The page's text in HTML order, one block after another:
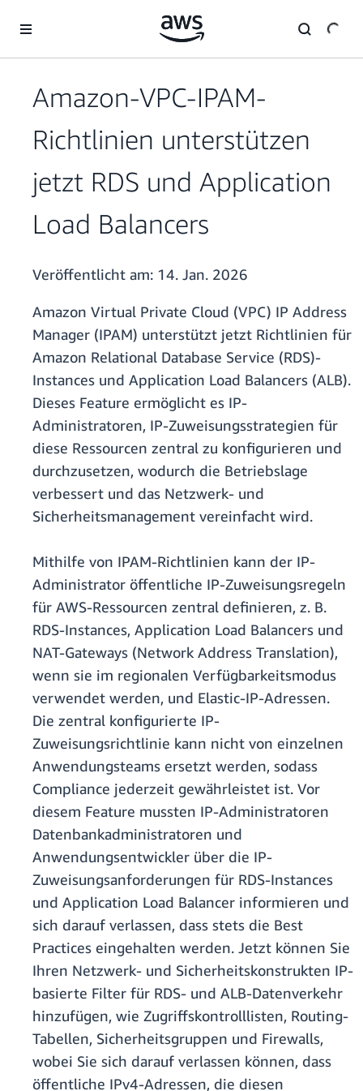
Überspringen zum Hauptinhalt
Amazon-VPC-IPAM-
Richtlinien unterstützen
jetzt RDS und Application
Load Balancers
Veröffentlicht am: 14. Jan. 2026
Amazon Virtual Private Cloud (VPC) IP Address
Manager (IPAM) unterstützt jetzt Richtlinien für
Amazon Relational Database Service (RDS)-
Instances und Application Load Balancers (ALB).
Dieses Feature ermöglicht es IP-
Administratoren, IP-Zuweisungsstrategien für
diese Ressourcen zentral zu konfigurieren und
durchzusetzen, wodurch die Betriebslage
verbessert und das Netzwerk- und
Sicherheitsmanagement vereinfacht wird.
Mithilfe von IPAM-Richtlinien kann der IP-
Administrator öffentliche IP-Zuweisungsregeln
für AWS-Ressourcen zentral definieren, z. B.
RDS-Instances, Application Load Balancers und
NAT-Gateways (Network Address Translation),
wenn sie im regionalen Verfügbarkeitsmodus
verwendet werden, und Elastic-IP-Adressen.
Die zentral konfigurierte IP-
Zuweisungsrichtlinie kann nicht von einzelnen
Anwendungsteams ersetzt werden, sodass
Compliance jederzeit gewährleistet ist. Vor
diesem Feature mussten IP-Administratoren
Datenbankadministratoren und
Anwendungsentwickler über die IP-
Zuweisungsanforderungen für RDS-Instances
und Application Load Balancer informieren und
sich darauf verlassen, dass stets die Best
Practices eingehalten werden. Jetzt können Sie
Ihren Netzwerk- und Sicherheitskonstrukten IP-
basierte Filter für RDS- und ALB-Datenverkehr
hinzufügen, wie Zugriffskontrolllisten, Routing-
Tabellen, Sicherheitsgruppen und Firewalls,
wobei Sie sich darauf verlassen können, dass
öffentliche IPv4-Adressen, die diesen